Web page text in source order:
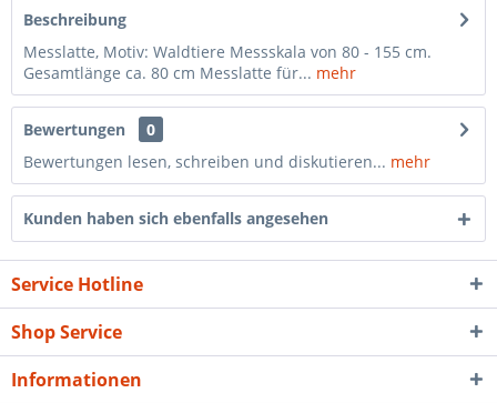
Beschreibung
Messlatte, Motiv: Waldtiere Messskala von 80 - 155 cm.
Gesamtlänge ca. 80 cm Messlatte für... mehr
Bewertungen
0
Bewertungen lesen, schreiben und diskutieren... mehr
Kunden haben sich ebenfalls angesehen
Service Hotline
Shop Service
Informationen